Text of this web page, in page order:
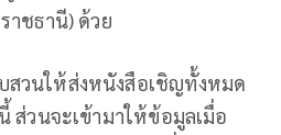
ชธานี) ด้วย
สวนให้ส่งหนังสือเชิญทั้งหมด
ส่วนจะเข้ามาให้ข้อมูลเมื่อ